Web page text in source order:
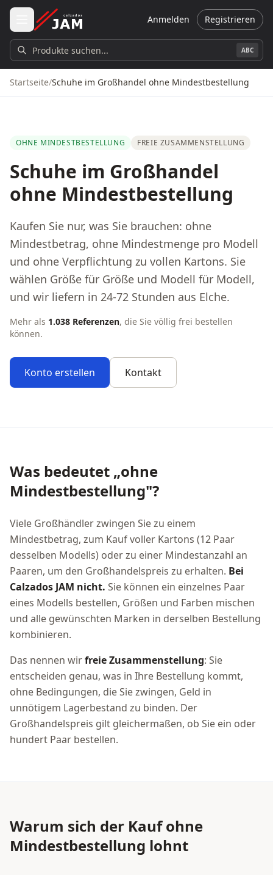
Zum Hauptinhalt springen
Anmelden Registrieren
Produkte suchen... ABC
Startseite/Schuhe im Großhandel ohne Mindestbestellung
OHNE MINDESTBESTELLUNG FREIE ZUSAMMENSTELLUNG
Schuhe im Großhandel
ohne Mindestbestellung
Kaufen Sie nur, was Sie brauchen: ohne
Mindestbetrag, ohne Mindestmenge pro Modell
und ohne Verpflichtung zu vollen Kartons. Sie
wählen Größe für Größe und Modell für Modell,
und wir liefern in 24-72 Stunden aus Elche.
Mehr als 1.038 Referenzen, die Sie völlig frei bestellen
können.
Konto erstellen Kontakt
Was bedeutet „ohne
Mindestbestellung"?
Viele Großhändler zwingen Sie zu einem
Mindestbetrag, zum Kauf voller Kartons (12 Paar
desselben Modells) oder zu einer Mindestanzahl an
Paaren, um den Großhandelspreis zu erhalten. Bei
Calzados JAM nicht. Sie können ein einzelnes Paar
eines Modells bestellen, Größen und Farben mischen
und alle gewünschten Marken in derselben Bestellung
kombinieren.
Das nennen wirfreie Zusammenstellung: Sie
entscheiden genau, was in Ihre Bestellung kommt,
ohne Bedingungen, die Sie zwingen, Geld in
unnötigem Lagerbestand zu binden. Der
Großhandelspreis gilt gleichermaßen, ob Sie ein oder
hundert Paar bestellen.
Warum sich der Kauf ohne
Mindestbestellung lohnt